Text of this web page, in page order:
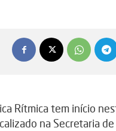
Rítmica tem início
na Secretaria